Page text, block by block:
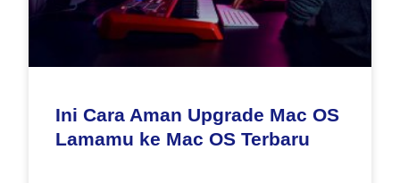
Ini Cara Aman Upgrade Mac OS
Lamamu ke Mac OS Terbaru